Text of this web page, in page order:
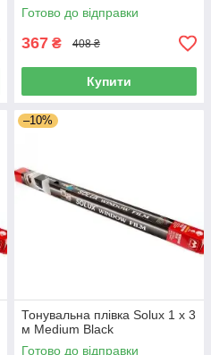
Готово до відправки
367 ₴ 408 ₴
Купити
–10%
Тонувальна плівка Solux 1 х 3
м Medium Black
Готово до відправки